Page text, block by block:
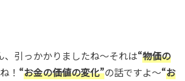
、引っかかりましたね～それは“物価の
！ “お金の価値の変化”の話ですよ～“お